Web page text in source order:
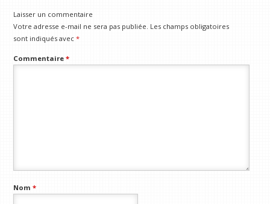
Laisser un commentaire
Votre adresse e-mail ne sera pas publiée. Les champs obligatoires
sont indiqués avec*
Commentaire*
Nom*